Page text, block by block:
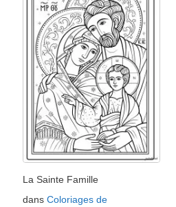
La Sainte Famille
dansColoriages de